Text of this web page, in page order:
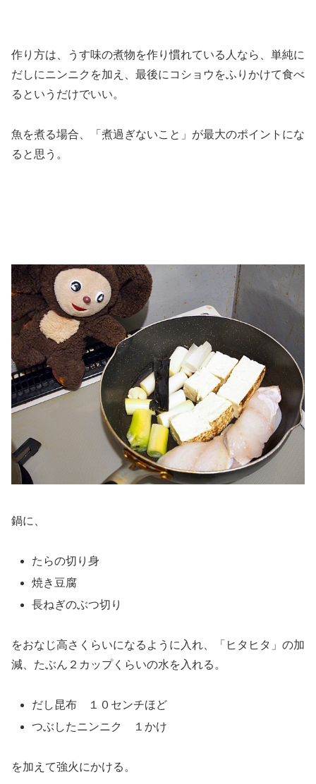
作り方は、うす味の煮物を作り慣れている人なら、単純に
だしにニンニクを加え、最後にコショウをふりかけて食べ
るというだけでいい。
魚を煮る場合、「煮過ぎないこと」が最大のポイントにな
ると思う。
鍋に、
たらの切り身
焼き豆腐
長ねぎのぶつ切り
をおなじ高さくらいになるように入れ、「ヒタヒタ」の加
減、たぶん２カップくらいの水を入れる。
だし昆布 １０センチほど
つぶしたニンニク １かけ
を加えて強火にかける。